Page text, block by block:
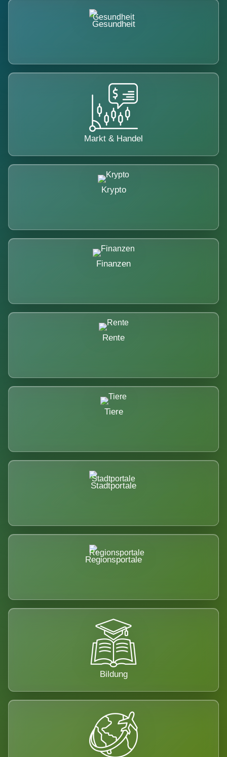
Gesundheit
Markt & Handel
Krypto
Finanzen
Rente
Tiere
Stadtportale
Regionsportale
Bildung